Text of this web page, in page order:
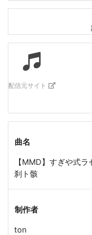
配信元サイト
曲名
【MMD】すぎや式
刹ト骸
制作者
ton